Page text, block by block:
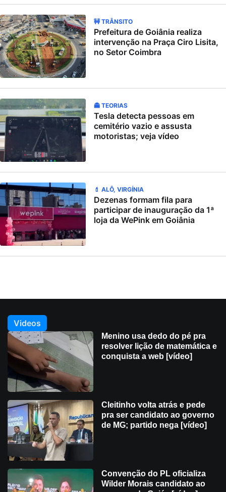
🚧 TRÂNSITO
Prefeitura de Goiânia realiza
intervenção na Praça Ciro Lisita,
no Setor Coimbra
👻 TEORIAS
Tesla detecta pessoas em
cemitério vazio e assusta
motoristas; veja vídeo
💄 ALÔ, VIRGÍNIA
Dezenas formam fila para
participar de inauguração da 1ª
loja da WePink em Goiânia
Videos
Menino usa dedo do pé pra
resolver lição de matemática e
conquista a web [vídeo]
Cleitinho volta atrás e pede
pra ser candidato ao governo
de MG; partido nega [vídeo]
Convenção do PL oficializa
Wilder Morais candidato ao